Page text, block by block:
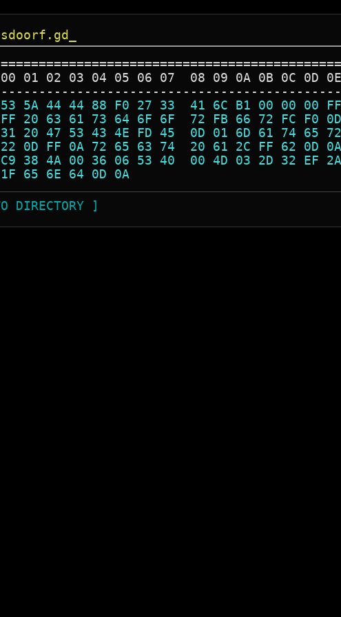
00 01 02 03 04 05 06 07  08 09 0A 0B 0C 0D
5A 44 44 88 F0 27 33  41 6C B1 00 00 00
20 63 61 73 64 6F 6F  72 FB 66 72 FC F0
20 47 53 43 4E FD 45  0D 01 6D 61 74 65
0D FF 0A 72 65 63 74  20 61 2C FF 62 0D
38 4A 00 36 06 53 40  00 4D 03 2D 32 EF
1F 65
DIRECTORY ]